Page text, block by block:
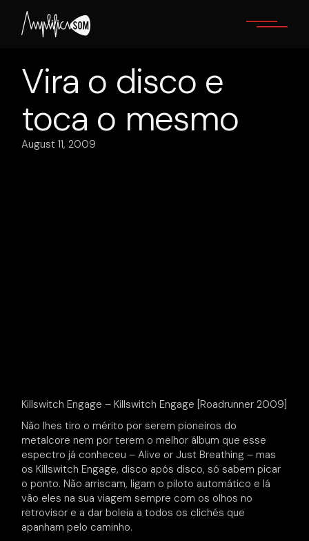
content
Vira o disco e
toca o mesmo
August 11, 2009
Killswitch Engage – Killswitch Engage [Roadrunner 2009]
Não lhes tiro o mérito por serem pioneiros do
metalcore nem por terem o melhor álbum que esse
espectro já conheceu – Alive or Just Breathing – mas
os Killswitch Engage, disco após disco, só sabem picar
o ponto. Não arriscam, ligam o piloto automático e lá
vão eles na sua viagem sempre com os olhos no
retrovisor e a dar boleia a todos os clichés que
apanham pelo caminho.